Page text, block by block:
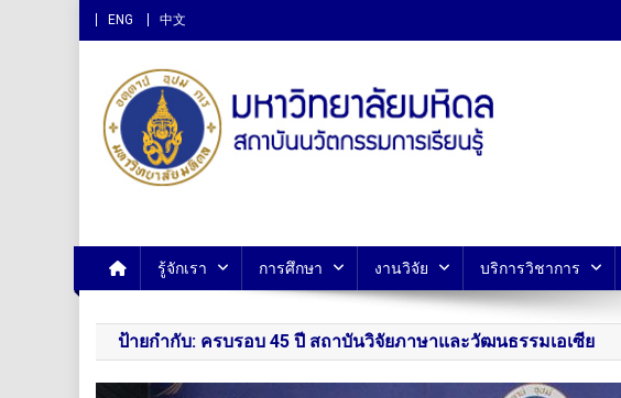
ENG 中文
สถาบันนวัตกรรมการเรียนรู้ ม.มหิดล
รู้จักเรา การศึกษา งานวิจัย บริการวิชาการ
ป้ายกำกับ: ครบรอบ 45 ปี สถาบันวิจัยภาษาและวัฒนธรรมเอเซีย